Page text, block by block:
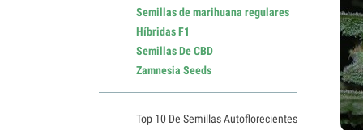
Semillas de marihuana regulares
Híbridas F1
Semillas De CBD
Zamnesia Seeds
Top 10 De Semillas Autoflorecientes